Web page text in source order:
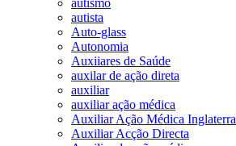
autista
Auto-glass
Autonomia
Auxiiares de Saúde
auxilar de ação direta
auxiliar
auxiliar ação médica
Auxiliar Ação Médica Inglaterra
Auxiliar Acção Directa